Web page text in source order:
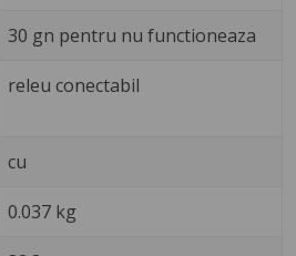
30 gn pentru nu functioneaza
releu conectabil
cu
0.037 kg